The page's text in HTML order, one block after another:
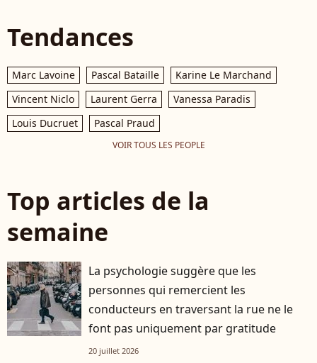
Tendances
Marc Lavoine Pascal Bataille
Karine Le Marchand
Vincent Niclo
Laurent Gerra
Vanessa Paradis
Louis Ducruet
Pascal Praud
VOIR TOUS LES PEOPLE
Top articles de la
semaine
La psychologie suggère que les
personnes qui remercient les
conducteurs en traversant la rue ne le
font pas uniquement par gratitude
20 juillet 2026